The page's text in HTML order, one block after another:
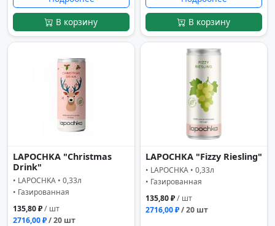
В корзину
В корзину
LAPOCHKA "Christmas
Drink"
• LAPOCHKA • 0,33л
• Газированная
135,80 ₽/ шт
2716,00 ₽/ 20 шт
LAPOCHKA "Fizzy Riesling"
• LAPOCHKA • 0,33л
• Газированная
135,80 ₽/ шт
2716,00 ₽/ 20 шт